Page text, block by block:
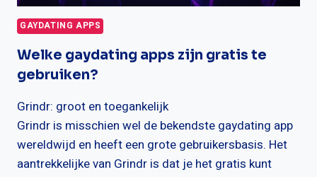
GAYDATING APPS
Welke gaydating apps zijn gratis te
gebruiken?
Grindr: groot en toegankelijk
Grindr is misschien wel de bekendste gaydating app
wereldwijd en heeft een grote gebruikersbasis. Het
aantrekkelijke van Grindr is dat je het gratis kunt